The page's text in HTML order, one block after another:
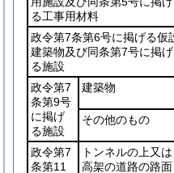
る工事用材料
政令第7条第6号に掲げる仮
建築物及び同条第7号に掲げ
る施設
政令第7
条第9号
に掲げ
る施設
建築物
その他のもの
政令第7
条第11
トンネルの上又は
高架の道路の路面